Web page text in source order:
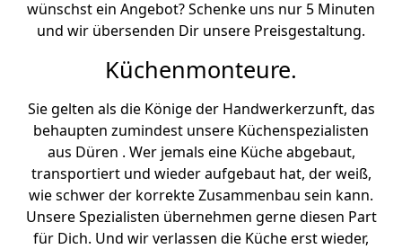
wünschst ein Angebot? Schenke uns nur 5 Minuten
und wir übersenden Dir unsere Preisgestaltung.
Küchenmonteure.
Sie gelten als die Könige der Handwerkerzunft, das
behaupten zumindest unsere Küchenspezialisten
aus Düren . Wer jemals eine Küche abgebaut,
transportiert und wieder aufgebaut hat, der weiß,
wie schwer der korrekte Zusammenbau sein kann.
Unsere Spezialisten übernehmen gerne diesen Part
für Dich. Und wir verlassen die Küche erst wieder,